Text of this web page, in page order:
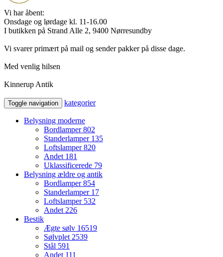
Vi har åbent:
Onsdage og lørdage kl. 11-16.00
I butikken på Strand Alle 2, 9400 Nørresundby
Vi svarer primært på mail og sender pakker på disse dage.
Med venlig hilsen
Kinnerup Antik
Toggle navigation kategorier
Belysning moderne
Bordlamper802
Standerlamper 135
Loftslamper820
Andet 181
Uklassificerede 79
Belysning ældre og antik
Bordlamper854
Standerlamper 17
Loftslamper 532
Andet226
Bestik
Ægte sølv 16519
Sølvplet2539
Stål 591
Andet 111